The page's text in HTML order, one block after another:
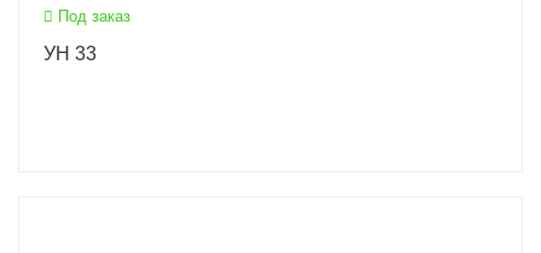
Под заказ
УН 33